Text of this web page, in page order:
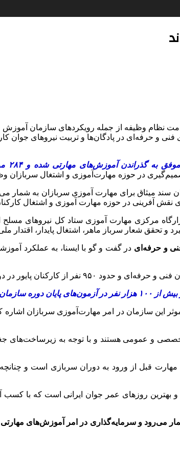
نظام وظیفه از جمله رویکردهای سازمان
و حرفه‌ای در پادگان‌ها و تربیت نیروهای جوان
در حوزه مهارت‌آموزی و اشتغال سربازان
مرکزی مهارت آموزی ستاد کل نیروهای
و تحقق شعار سرباز ماهر، اشتغال پایدار، اقتدار
و حرفه‌ای
این سازمان در امر مهارت‌آموزی سربازان اشاره
و عمومی هستند و با توجه به زیرساخت‌های
قبل از ورود به دوران سربازی است و
روزهای عمر جوان ایرانی است که با کسب
می‌رود و سرمایه‌گذاری در امر آموزش‌های